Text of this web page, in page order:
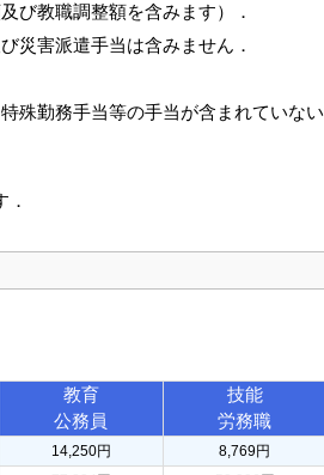
び教職調整額を含みます）．
災害派遣手当は含みません．
殊勤務手当等の手当が含まれていない
教育
公務員
技能
労務職
14,250円
8,769円